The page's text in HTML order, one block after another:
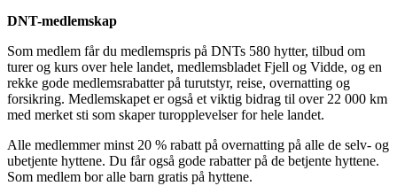
DNT-medlemskap
Som medlem får du medlemspris på DNTs 580 hytter, tilbud om
turer og kurs over hele landet, medlemsbladet Fjell og Vidde, og en
rekke gode medlemsrabatter på turutstyr, reise, overnatting og
forsikring. Medlemskapet er også et viktig bidrag til over 22 000 km
med merket sti som skaper turopplevelser for hele landet.
Alle medlemmer minst 20 % rabatt på overnatting på alle de selv- og
ubetjente hyttene. Du får også gode rabatter på de betjente hyttene.
Som medlem bor alle barn gratis på hyttene.